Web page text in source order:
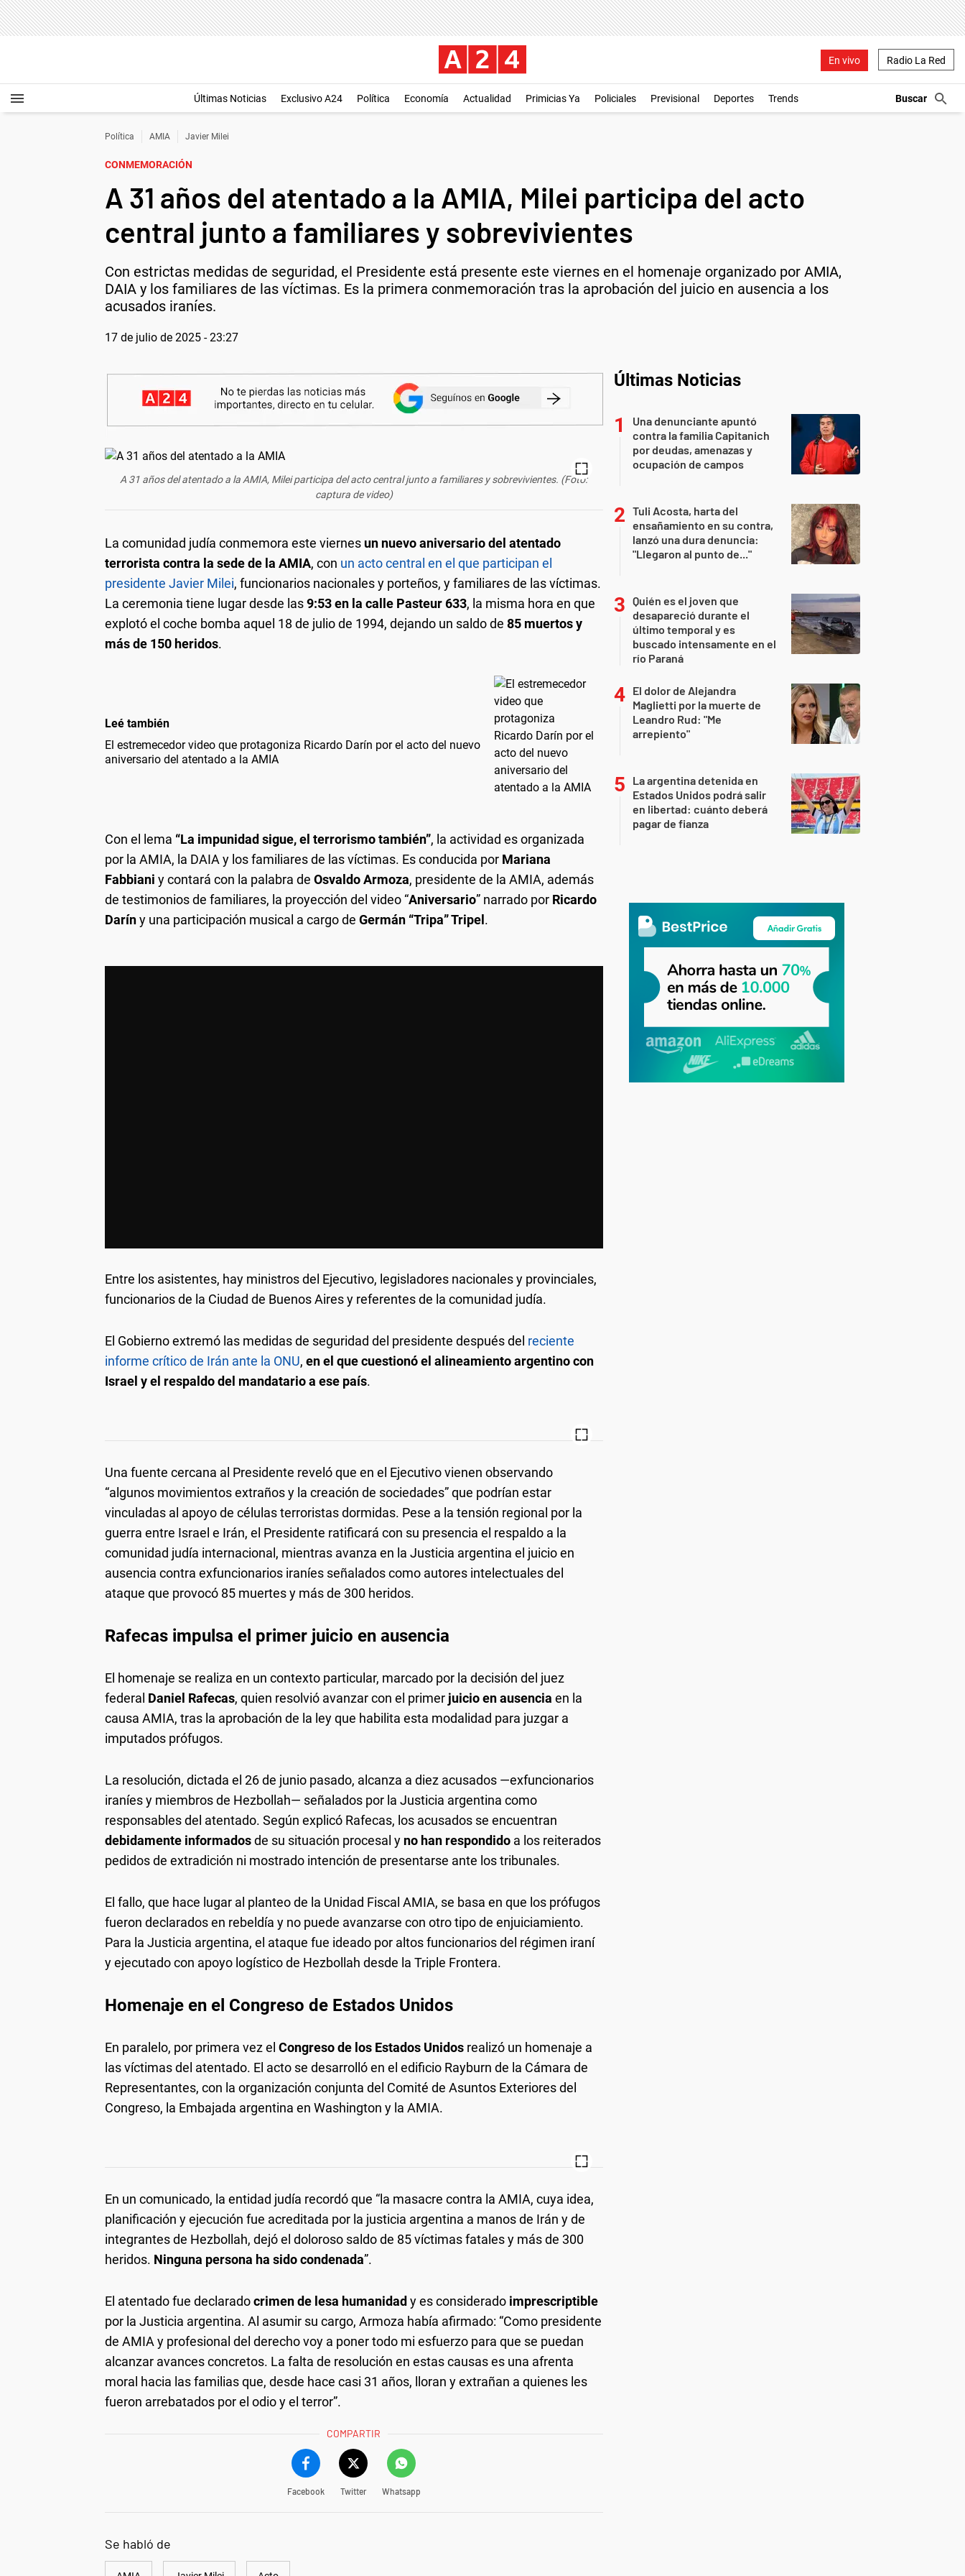
En vivo Radio La Red
Últimas Noticias Exclusivo A24 Política Economía Actualidad Primicias Ya Policiales Previsional Deportes Trends
Política AMIA Javier Milei
CONMEMORACIÓN
A 31 años del atentado a la AMIA, Milei participa del acto
central junto a familiares y sobrevivientes
Con estrictas medidas de seguridad, el Presidente está presente este viernes en el homenaje organizado por AMIA,
DAIA y los familiares de las víctimas. Es la primera conmemoración tras la aprobación del juicio en ausencia a los
acusados iraníes.
17 de julio de 2025 - 23:27
A 31 años del atentado a la AMIA, Milei participa del acto central junto a familiares y sobrevivientes. (Foto:
captura de video)
La comunidad judía conmemora este viernes un nuevo aniversario del atentado
terrorista contra la sede de la AMIA, con un acto central en el que participan el
presidente Javier Milei, funcionarios nacionales y porteños, y familiares de las víctimas.
La ceremonia tiene lugar desde las9:53 en la calle Pasteur 633, la misma hora en que
explotó el coche bomba aquel 18 de julio de 1994, dejando un saldo de 85 muertos y
más de 150 heridos.
Leé también
El estremecedor video que protagoniza Ricardo Darín por el acto del nuevo
aniversario del atentado a la AMIA
Con el lema “La impunidad sigue, el terrorismo también”, la actividad es organizada
por la AMIA, la DAIA y los familiares de las víctimas. Es conducida por Mariana
Fabbiani y contará con la palabra de Osvaldo Armoza, presidente de la AMIA, además
de testimonios de familiares, la proyección del video “Aniversario” narrado por Ricardo
Daríny una participación musical a cargo de Germán “Tripa” Tripel.
Entre los asistentes, hay ministros del Ejecutivo, legisladores nacionales y provinciales,
funcionarios de la Ciudad de Buenos Aires y referentes de la comunidad judía.
El Gobierno extremó las medidas de seguridad del presidente después del reciente
informe crítico de Irán ante la ONU, en el que cuestionó el alineamiento argentino con
Israel y el respaldo del mandatario a ese país.
Una fuente cercana al Presidente reveló que en el Ejecutivo vienen observando
“algunos movimientos extraños y la creación de sociedades” que podrían estar
vinculadas al apoyo de células terroristas dormidas. Pese a la tensión regional por la
guerra entre Israel e Irán, el Presidente ratificará con su presencia el respaldo a la
comunidad judía internacional, mientras avanza en la Justicia argentina el juicio en
ausencia contra exfuncionarios iraníes señalados como autores intelectuales del
ataque que provocó 85 muertes y más de 300 heridos.
Rafecas impulsa el primer juicio en ausencia
El homenaje se realiza en un contexto particular, marcado por la decisión del juez
federal Daniel Rafecas, quien resolvió avanzar con el primer juicio en ausencia en la
causa AMIA, tras la aprobación de la ley que habilita esta modalidad para juzgar a
imputados prófugos.
La resolución, dictada el 26 de junio pasado, alcanza a diez acusados —exfuncionarios
iraníes y miembros de Hezbollah— señalados por la Justicia argentina como
responsables del atentado. Según explicó Rafecas, los acusados se encuentran
debidamente informadosde su situación procesal y no han respondido a los reiterados
pedidos de extradición ni mostrado intención de presentarse ante los tribunales.
El fallo, que hace lugar al planteo de la Unidad Fiscal AMIA, se basa en que los prófugos
fueron declarados en rebeldía y no puede avanzarse con otro tipo de enjuiciamiento.
Para la Justicia argentina, el ataque fue ideado por altos funcionarios del régimen iraní
y ejecutado con apoyo logístico de Hezbollah desde la Triple Frontera.
Homenaje en el Congreso de Estados Unidos
En paralelo, por primera vez el Congreso de los Estados Unidos realizó un homenaje a
las víctimas del atentado. El acto se desarrolló en el edificio Rayburn de la Cámara de
Representantes, con la organización conjunta del Comité de Asuntos Exteriores del
Congreso, la Embajada argentina en Washington y la AMIA.
En un comunicado, la entidad judía recordó que “la masacre contra la AMIA, cuya idea,
planificación y ejecución fue acreditada por la justicia argentina a manos de Irán y de
integrantes de Hezbollah, dejó el doloroso saldo de 85 víctimas fatales y más de 300
heridos. Ninguna persona ha sido condenada”.
El atentado fue declaradocrimen de lesa humanidad y es considerado imprescriptible
por la Justicia argentina. Al asumir su cargo, Armoza había afirmado: “Como presidente
de AMIA y profesional del derecho voy a poner todo mi esfuerzo para que se puedan
alcanzar avances concretos. La falta de resolución en estas causas es una afrenta
moral hacia las familias que, desde hace casi 31 años, lloran y extrañan a quienes les
fueron arrebatados por el odio y el terror”.
COMPARTIR
Facebook Twitter Whatsapp
Se habló de
Últimas Noticias
Una denunciante apuntó
contra la familia Capitanich
por deudas, amenazas y
ocupación de campos
Tuli Acosta, harta del
ensañamiento en su contra,
lanzó una dura denuncia:
"Llegaron al punto de..."
Quién es el joven que
desapareció durante el
último temporal y es
buscado intensamente en el
río Paraná
El dolor de Alejandra
Maglietti por la muerte de
Leandro Rud: "Me
arrepiento"
La argentina detenida en
Estados Unidos podrá salir
en libertad: cuánto deberá
pagar de fianza